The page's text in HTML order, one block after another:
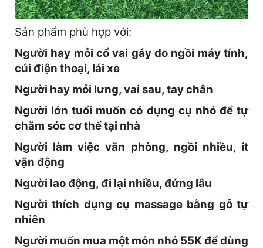
Sản phẩm phù hợp với:
Người hay mỏi cổ vai gáy do ngồi máy tính,
cúi điện thoại, lái xe
Người hay mỏi lưng, vai sau, tay chân
Người lớn tuổi muốn có dụng cụ nhỏ để tự
chăm sóc cơ thể tại nhà
Người làm việc văn phòng, ngồi nhiều, ít
vận động
Người lao động, đi lại nhiều, đứng lâu
Người thích dụng cụ massage bằng gỗ tự
nhiên
Người muốn mua một món nhỏ 55K để dùng